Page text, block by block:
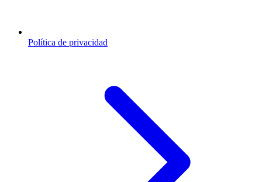
Política de privacidad